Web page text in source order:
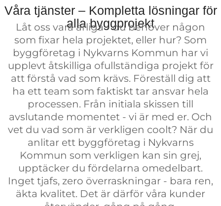
(och uppriktigt sagt,
massor av lärdomar) har vi
byggt mer än bara
byggnader – vi har byggt
upp ett renommé som det
mest tillförlitliga
byggföretaget i Nykvarns
Kommun. Våra
medarbetare och
projektledare? De går den
extra milen. Varje. Enda.
Projekt.
Här är vad som gör oss
unika: Vi betraktar ditt
projekt som ett mästerverk,
Våra tjänster – Kompletta lösningar för
alla byggprojekt
Låt oss vara ärliga - du behöver någon
som fixar hela projektet, eller hur? Som
byggföretag i Nykvarns Kommun har vi
upplevt åtskilliga ofullständiga projekt för
att förstå vad som krävs. Föreställ dig att
ha ett team som faktiskt tar ansvar hela
processen. Från initiala skissen till
avslutande momentet - vi är med er. Och
vet du vad som är verkligen coolt? När du
anlitar ett byggföretag i Nykvarns
Kommun som verkligen kan sin grej,
upptäcker du fördelarna omedelbart.
Inget tjafs, zero överraskningar - bara ren,
äkta kvalitet. Det är därför våra kunder